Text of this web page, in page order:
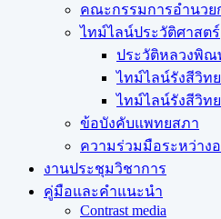
คณะกรรมการอำนวย
ไทม์ไลน์ประวัติศาสตร์
ประวัติหลวงพิณ
ไทม์ไลน์รังสีวิท
ไทม์ไลน์รังสีวิท
ข้อบังคับแพทยสภา
ความร่วมมือระหว่าง
งานประชุมวิชาการ
คู่มือและคำแนะนำ
Contrast media